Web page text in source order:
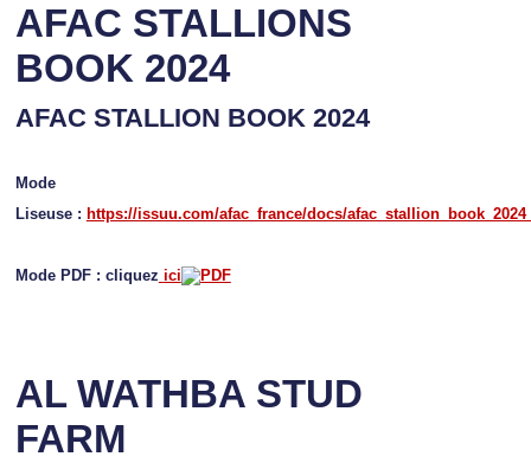
AFAC STALLIONS
BOOK 2024
AFAC STALLION BOOK 2024
Mode
Liseuse : https://issuu.com/afac_france/docs/
Mode PDF : cliquez ici
AL WATHBA STUD
FARM